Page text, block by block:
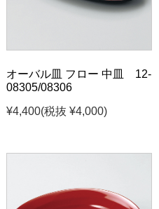
オーバル皿 フロー 中皿 12-
08305/08306
¥4,400(税抜 ¥4,000)